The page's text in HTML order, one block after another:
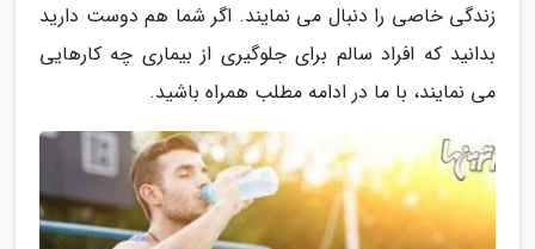
زندگی خاصی را دنبال می نمایند. اگر شما هم دوست دارید
بدانید که افراد سالم برای جلوگیری از بیماری چه کارهایی
می نمایند، با ما در ادامه مطلب همراه باشید.